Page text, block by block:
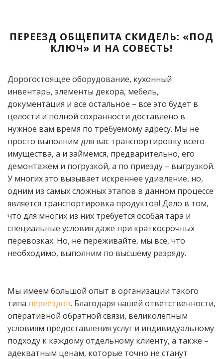
ПЕРЕЕЗД ОБЩЕПИТА СКИДЕЛЬ: «ПОД
КЛЮЧ» И НА СОВЕСТЬ!
Дорогостоящее оборудование, кухонный
инвентарь, элементы декора, мебель,
документация и все остальное – все это будет в
целости и полной сохранности доставлено в
нужное вам время по требуемому адресу. Мы не
просто выполним для вас транспортировку всего
имущества, а и займемся, предварительно, его
демонтажем и погрузкой, а по приезду – выгрузкой.
У многих это вызывает искреннее удивление, но,
одним из самых сложных этапов в данном процессе
является транспортировка продуктов! Дело в том,
что для многих из них требуется особая тара и
специальные условия даже при краткосрочных
перевозках. Но, не переживайте, мы все, что
необходимо, выполним по высшему разряду.
Мы имеем большой опыт в организации такого
типа переездов. Благодаря нашей ответственности,
оперативной обратной связи, великолепным
условиям предоставления услуг и индивидуальному
подходу к каждому отдельному клиенту, а также –
адекватным ценам, которые точно не станут